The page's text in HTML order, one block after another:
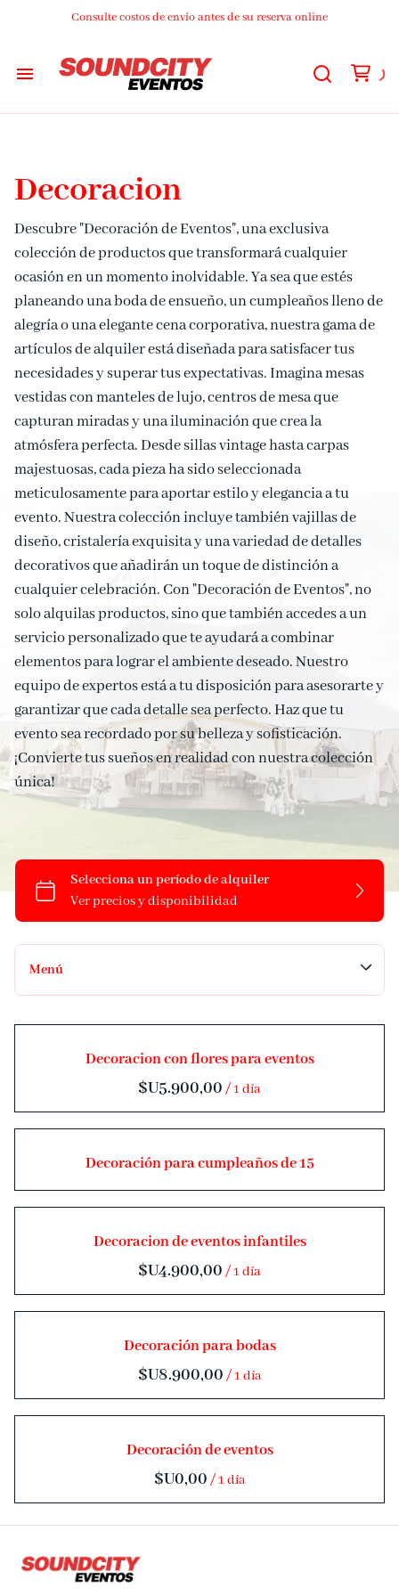
Consulte costos de envío antes de su reserva online
Audio
Video
Streaming
Livings
Deco
Combos
Decoracion
Descubre "Decoración de Eventos", una exclusiva
colección de productos que transformará cualquier
ocasión en un momento inolvidable. Ya sea que estés
planeando una boda de ensueño, un cumpleaños lleno de
alegría o una elegante cena corporativa, nuestra gama de
artículos de alquiler está diseñada para satisfacer tus
necesidades y superar tus expectativas. Imagina mesas
vestidas con manteles de lujo, centros de mesa que
capturan miradas y una iluminación que crea la
atmósfera perfecta. Desde sillas vintage hasta carpas
majestuosas, cada pieza ha sido seleccionada
meticulosamente para aportar estilo y elegancia a tu
evento. Nuestra colección incluye también vajillas de
diseño, cristalería exquisita y una variedad de detalles
decorativos que añadirán un toque de distinción a
cualquier celebración. Con "Decoración de Eventos", no
solo alquilas productos, sino que también accedes a un
servicio personalizado que te ayudará a combinar
elementos para lograr el ambiente deseado. Nuestro
equipo de expertos está a tu disposición para asesorarte y
garantizar que cada detalle sea perfecto. Haz que tu
evento sea recordado por su belleza y sofisticación.
¡Convierte tus sueños en realidad con nuestra colección
única!
Menú
Video
Streaming
Livings
Decoracion con flores para eventos
/
Decoración para cumpleaños de 15
Decoracion de eventos infantiles
/
Decoración para bodas
/
Decoración de eventos
/